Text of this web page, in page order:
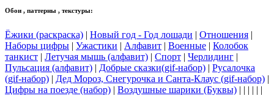
Обои , паттерны , текстуры:
Ёжики (раскраска) | Новый год - Год лошади | Отношения |
Наборы цифры | Ужастики | Алфавит | Военные | Колобок
танкист | Летучая мышь (алфавит) | Спорт | Черлидинг |
Пульсация (алфавит) | Добрые сказки(gif-набор) | Русалочка
(gif-набор) | Дед Мороз, Снегурочка и Санта-Клаус (gif-набор) |
Цифры на поезде (набор) | Воздушные шарики (Буквы) | | | | | |